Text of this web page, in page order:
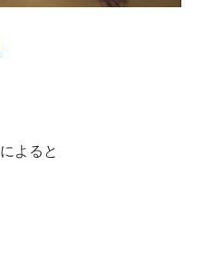
によると